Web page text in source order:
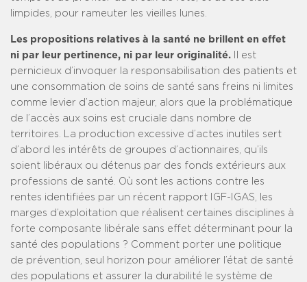
limpides, pour rameuter les vieilles lunes.
Les propositions relatives à la santé ne brillent en effet
ni par leur pertinence, ni par leur originalité. Il est
pernicieux d’invoquer la responsabilisation des patients et
une consommation de soins de santé sans freins ni limites
comme levier d’action majeur, alors que la problématique
de l’accès aux soins est cruciale dans nombre de
territoires. La production excessive d’actes inutiles sert
d’abord les intérêts de groupes d’actionnaires, qu’ils
soient libéraux ou détenus par des fonds extérieurs aux
professions de santé. Où sont les actions contre les
rentes identifiées par un récent rapport IGF-IGAS, les
marges d’exploitation que réalisent certaines disciplines à
forte composante libérale sans effet déterminant pour la
santé des populations ? Comment porter une politique
de prévention, seul horizon pour améliorer l’état de santé
des populations et assurer la durabilité le système de